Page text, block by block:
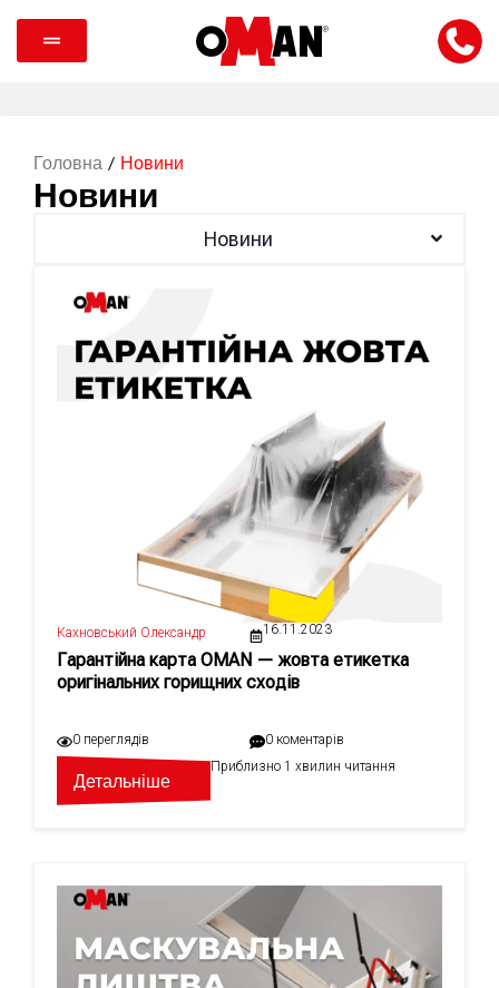
Головна / Новини
Новини
Новини
Кахновський Олександр 16.11.2023
Гарантійна карта OMAN — жовта етикетка
оригінальних горищних сходів
0 переглядів 0 коментарів
Детальніше
Приблизно 1 хвилин читання